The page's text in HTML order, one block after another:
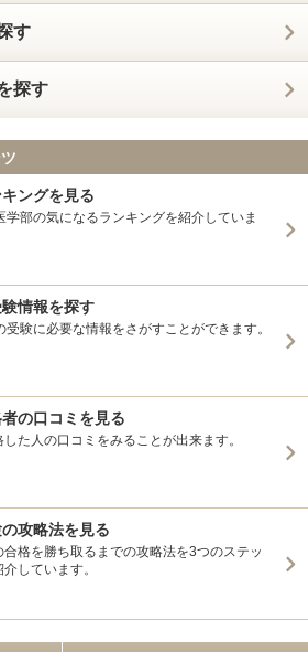
す
探す
ングを見る
学部の気になるランキングを紹介していま
情報を探す
受験に必要な情報をさがすことができます。
の口コミを見る
た人の口コミをみることが出来ます。
攻略法を見る
合格を勝ち取るまでの攻略法を3つのステッ
しています。